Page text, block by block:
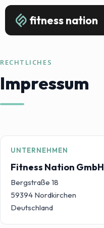
fitness nation
RECHTLICHES
Impressum
UNTERNEHMEN
Fitness Nation GmbH
Bergstraße 18
59394 Nordkirchen
Deutschland